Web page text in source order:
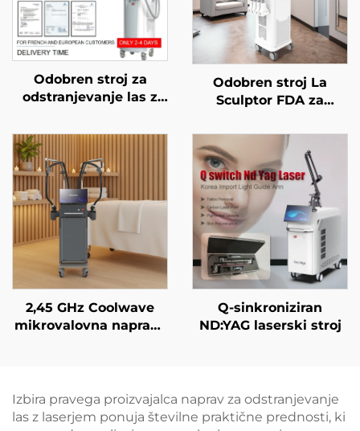
Odobren stroj za
odstranjevanje las z
MDR, MDSAP, 600 W,
1200 W, 1800 W, 3000
W, 4 v 1 z zamenljivimi
glavami, valovne
dolžine 755 nm, 808
nm, 940 nm, 1064 nm
Odobren stroj La
Sculptor FDA za
maščobe in celulita z
diodnim laserjem 1060
nm za oblikovanje
telesa in izgubo teže
2,45 GHz Coolwave
mikrovalovna naprava
napenjanje kože ter
radiofrekvenčno
Q-sinkroniziran
ND:YAG laserski stroj
Izbira pravega proizvajalca naprav za odstranjevanje
las z laserjem ponuja številne praktične prednosti, ki